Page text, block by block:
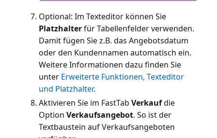
Optional: Im Texteditor können Sie
Platzhalterfür Tabellenfelder verwenden.
Damit fügen Sie z.B. das Angebotsdatum
oder den Kundennamen automatisch ein.
Weitere Informationen dazu finden Sie
unter Erweiterte Funktionen, Texteditor
und Platzhalter
Aktivieren Sie im FastTab Verkaufdie
Option Verkaufsangebot. So ist der
Textbaustein auf Verkaufsangeboten